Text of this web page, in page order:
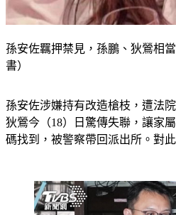
孫安佐羈押禁見，孫鵬、狄鶯相
書）
孫安佐涉嫌持有改造槍枝，遭法
狄鶯今（18）日驚傳失聯，讓家
碼找到，被警察帶回派出所。對